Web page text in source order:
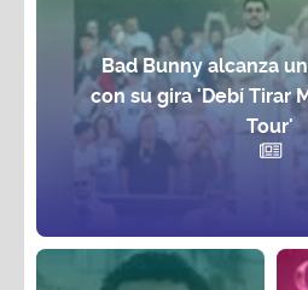
Bad Bunny alcanza
con su gira 'Debí Tirar
Tour'